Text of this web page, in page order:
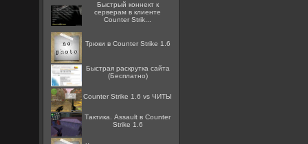
Быстрый коннект к
серверам в клиенте
Counter Strik...
Трюки в Counter Strike 1.6
Быстрая раскрутка сайта
(Бесплатно)
Counter Strike 1.6 vs ЧИТЫ
Тактика. Assault в Counter
Strike 1.6